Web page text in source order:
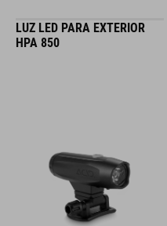
LUZ LED PARA EXTERIOR
HPA 850